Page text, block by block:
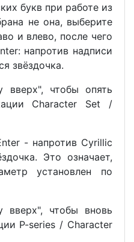
букв при работе из
не она, выберите
и влево, после чего
напротив надписи
звёздочка.
вверх", чтобы опять
Character Set /
- напротив Cyrillic
Это означает,
установлен по
вверх", чтобы вновь
P-series / Character